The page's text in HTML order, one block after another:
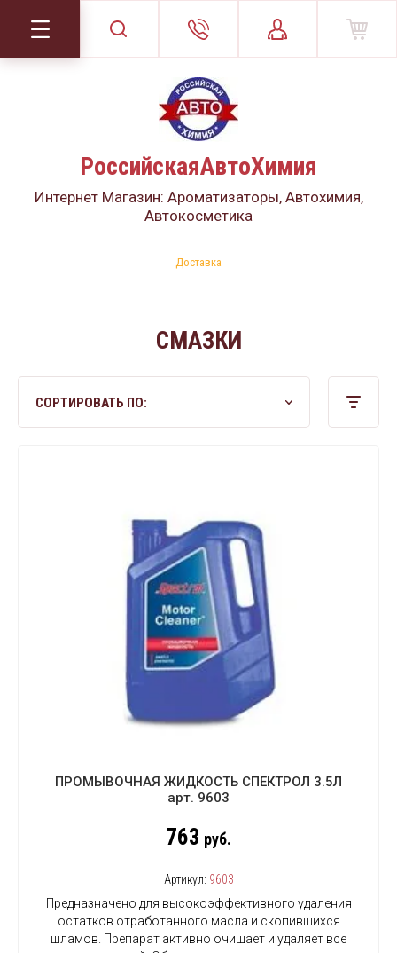
Доставка
РоссийскаяАвтоХимия
Интернет Магазин: Ароматизаторы, Автохимия,
Автокосметика
СМАЗКИ
СОРТИРОВАТЬ ПО:
ПРОМЫВОЧНАЯ ЖИДКОСТЬ СПЕКТРОЛ 3.5Л
арт. 9603
763 руб.
Артикул: 9603
Предназначено для высокоэффективного удаления
остатков отработанного масла и скопившихся
шламов. Препарат активно очищает и удаляет все